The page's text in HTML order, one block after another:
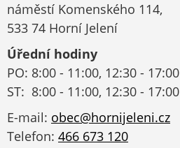
náměstí Komenského 114,
533 74 Horní Jelení
Úřední hodiny
PO: 8:00 - 11:00, 12:30 - 17:00
ST: 8:00 - 11:00, 12:30 - 17:00
E-mail: obec@hornijeleni.cz
Telefon: 466 673 120